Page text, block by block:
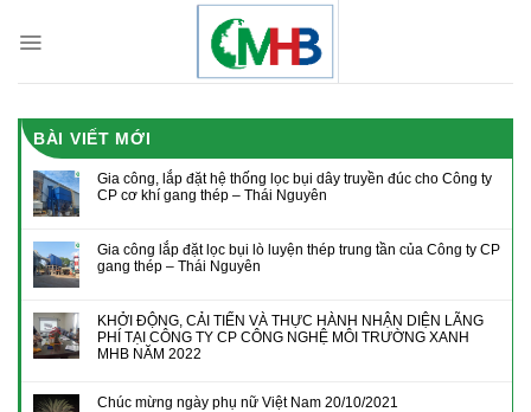
BÀI VIẾT MỚI
Gia công, lắp đặt hệ thống lọc bụi dây truyền đúc cho Công ty
CP cơ khí gang thép – Thái Nguyên
Gia công lắp đặt lọc bụi lò luyện thép trung tần của Công ty CP
gang thép – Thái Nguyên
KHỞI ĐỘNG, CẢI TIẾN VÀ THỰC HÀNH NHẬN DIỆN LÃNG
PHÍ TẠI CÔNG TY CP CÔNG NGHỆ MÔI TRƯỜNG XANH
MHB NĂM 2022
Chúc mừng ngày phụ nữ Việt Nam 20/10/2021